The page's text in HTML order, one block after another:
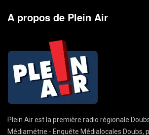
A propos de Plein Air
Plein Air est la première radio régionale
Médiamétrie - Enquête Médialocales Doubs,